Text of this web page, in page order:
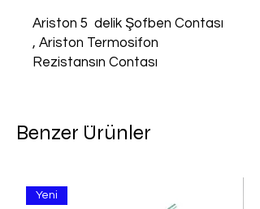
Ariston 5  delik Şofben Contası
, Ariston Termosifon
Rezistansın Contası
Benzer Ürünler
Yeni